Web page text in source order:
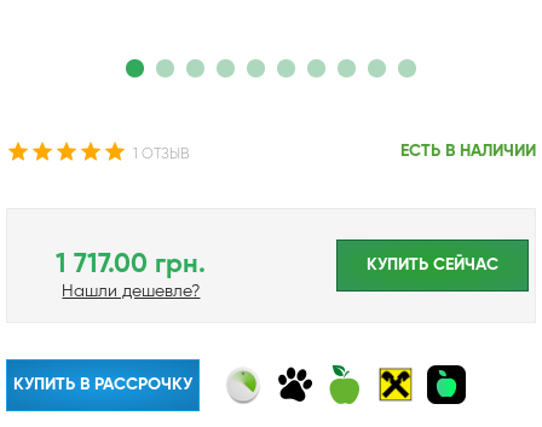
1 ОТЗЫВ ЕСТЬ В НАЛИЧИИ
1 717.00 грн.
Нашли дешевле?
КУПИТЬ CЕЙЧАС
КУПИТЬ В РАССРОЧКУ